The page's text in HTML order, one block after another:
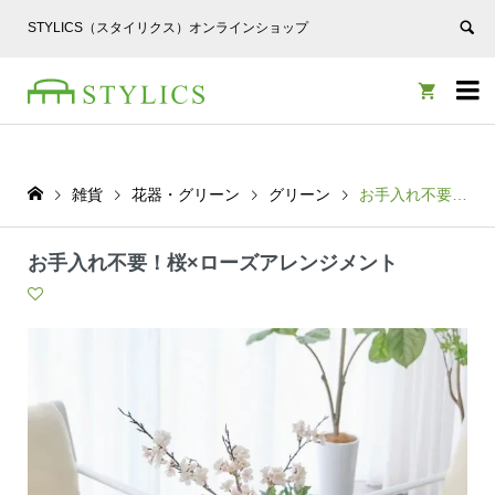
STYLICS（スタイリクス）オンラインショップ


雑貨 花器・グリーン グリーン お手入れ不要！桜×ローズアレンジメント
お手入れ不要！桜×ローズアレンジメント